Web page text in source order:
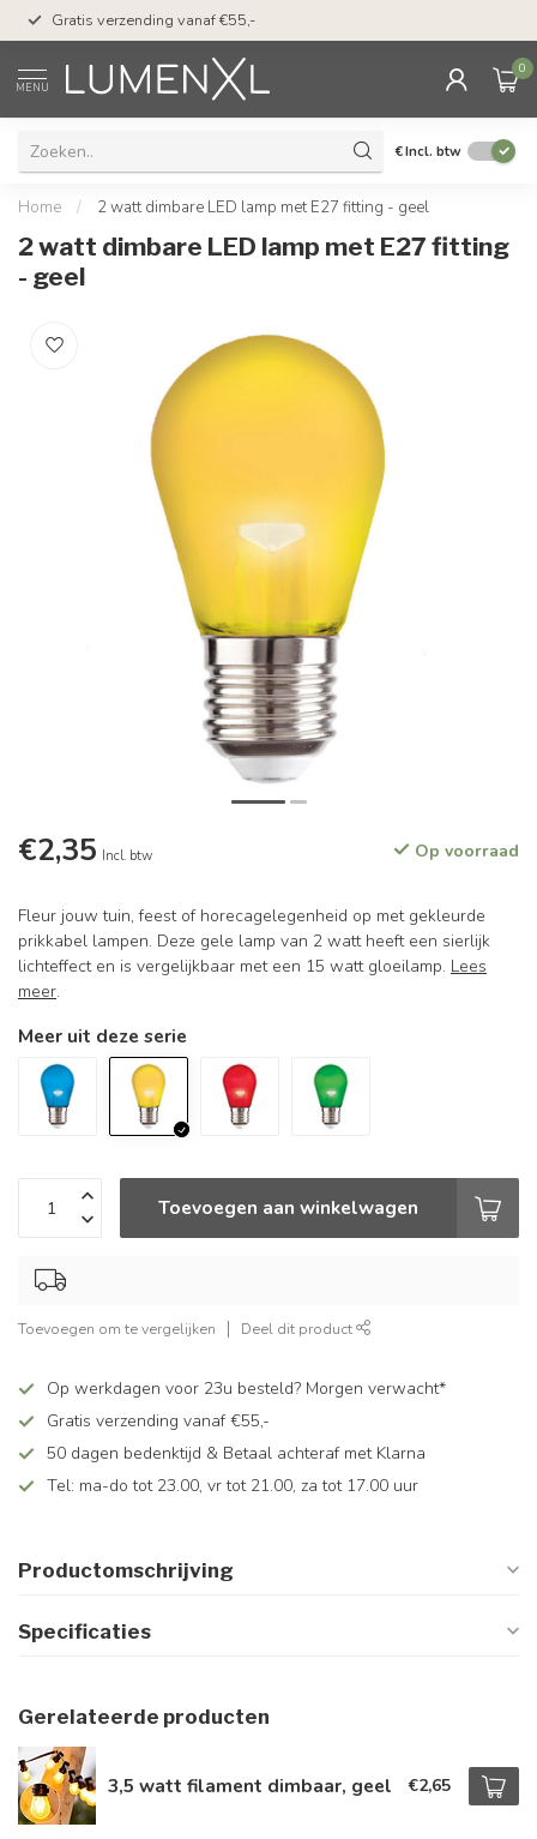
Gratis verzending vanaf €55,-
MENU
0
€Incl. btw
Home / 2 watt dimbare LED lamp met E27 fitting - geel
2 watt dimbare LED lamp met E27 fitting
- geel
€2,35 Incl. btw Op voorraad
Fleur jouw tuin, feest of horecagelegenheid op met gekleurde
prikkabel lampen. Deze gele lamp van 2 watt heeft een sierlijk
lichteffect en is vergelijkbaar met een 15 watt gloeilamp. Lees
meer.
Meer uit deze serie
Toevoegen aan winkelwagen
Toevoegen om te vergelijken Deel dit product
Op werkdagen voor 23u besteld? Morgen verwacht*
Gratis verzending vanaf €55,-
50 dagen bedenktijd & Betaal achteraf met Klarna
Tel: ma-do tot 23.00, vr tot 21.00, za tot 17.00 uur
Productomschrijving
Specificaties
Gerelateerde producten
3,5 watt filament dimbaar, geel €2,65